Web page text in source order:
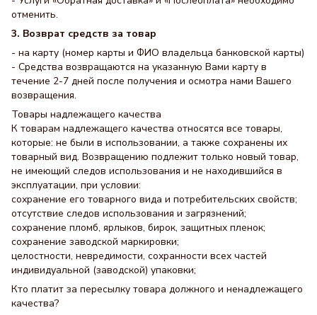
отменить.
3. Возврат средств за товар
- на карту (номер карты и ФИО владельца банковской карты)
- Средства возвращаются на указанную Вами карту в
течение 2-7 дней после получения и осмотра нами Вашего
возвращения.
Товары надлежащего качества
К товарам надлежащего качества относятся все товары,
которые: не были в использовании, а также сохранены их
товарный вид. Возвращению подлежит только новый товар,
не имеющий следов использования и не находившийся в
эксплуатации, при условии:
сохранение его товарного вида и потребительских свойств;
отсутствие следов использования и загрязнений;
сохранение пломб, ярлыков, бирок, защитных пленок;
сохранение заводской маркировки;
целостности, невредимости, сохранности всех частей
индивидуальной (заводской) упаковки;
Кто платит за пересылку товара должного и ненадлежащего
качества?